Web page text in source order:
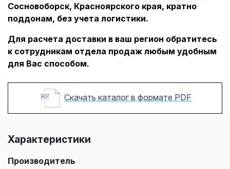
Сосновоборск, Красноярского края, кратно
поддонам, без учета логистики.
Для расчета доставки в ваш регион обратитесь
к сотрудникам отдела продаж любым удобным
для Вас способом.
Скачать каталог в формате PDF
Характеристики
Производитель